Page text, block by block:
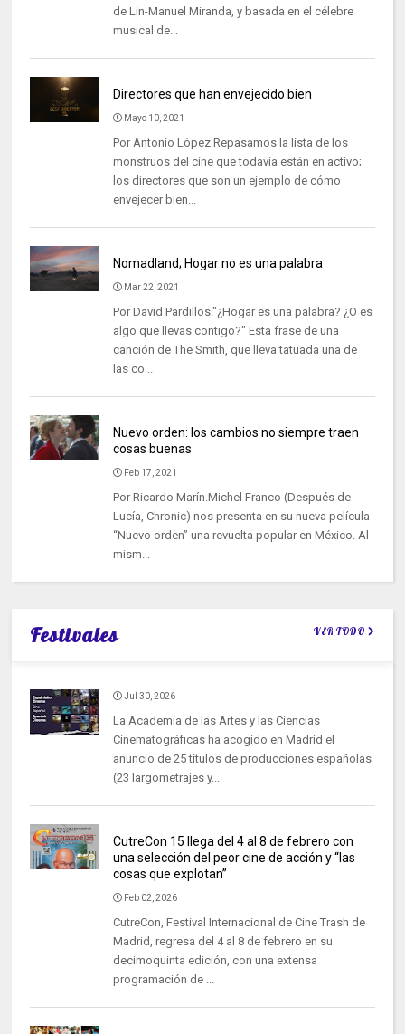
de Lin-Manuel Miranda, y basada en el célebre
musical de...
Directores que han envejecido bien
Mayo 10, 2021
Por Antonio López.Repasamos la lista de los
monstruos del cine que todavía están en activo;
los directores que son un ejemplo de cómo
envejecer bien...
Nomadland; Hogar no es una palabra
Mar 22, 2021
Por David Pardillos."¿Hogar es una palabra? ¿O es
algo que llevas contigo?" Esta frase de una
canción de The Smith, que lleva tatuada una de
las co...
Nuevo orden: los cambios no siempre traen
cosas buenas
Feb 17, 2021
Por Ricardo Marín.Michel Franco (Después de
Lucía, Chronic) nos presenta en su nueva película
“Nuevo orden” una revuelta popular en México. Al
mism...
Festivales VER TODO
Jul 30, 2026
La Academia de las Artes y las Ciencias
Cinematográficas ha acogido en Madrid el
anuncio de 25 títulos de producciones españolas
(23 largometrajes y...
CutreCon 15 llega del 4 al 8 de febrero con
una selección del peor cine de acción y “las
cosas que explotan”
Feb 02, 2026
CutreCon, Festival Internacional de Cine Trash de
Madrid, regresa del 4 al 8 de febrero en su
decimoquinta edición, con una extensa
programación de ...